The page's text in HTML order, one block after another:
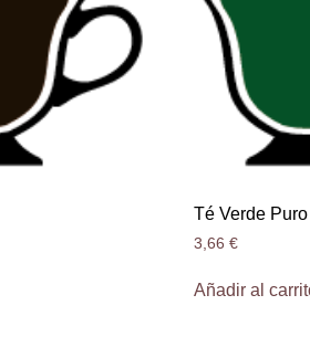
Té Verde
3,66€
Añadir al